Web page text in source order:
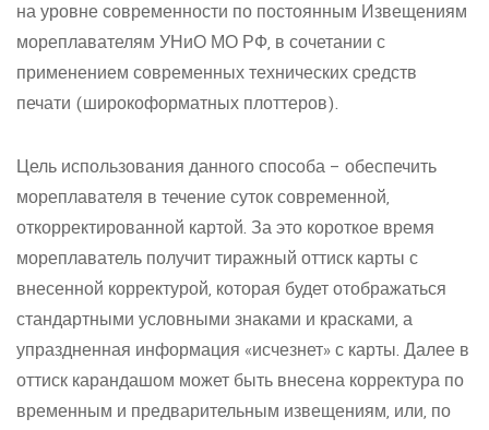
на уровне современности по постоянным Извещениям
мореплавателям УНиО МО РФ, в сочетании с
применением современных технических средств
печати (широкоформатных плоттеров).
Цель использования данного способа – обеспечить
мореплавателя в течение суток современной,
откорректированной картой. За это короткое время
мореплаватель получит тиражный оттиск карты с
внесенной корректурой, которая будет отображаться
стандартными условными знаками и красками, а
упраздненная информация «исчезнет» с карты. Далее в
оттиск карандашом может быть внесена корректура по
временным и предварительным извещениям, или, по